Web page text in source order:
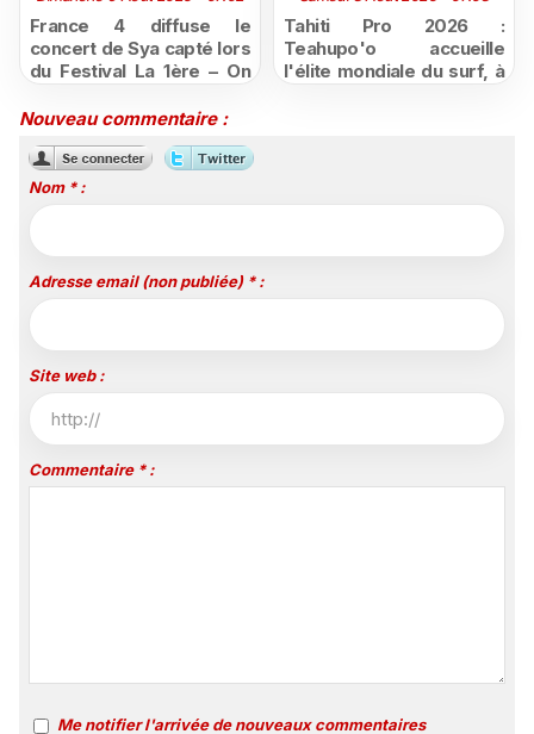
France 4 diffuse le
concert de Sya capté lors
du Festival La 1ère – On
Tahiti Pro 2026 :
Teahupo'o accueille
l'élite mondiale du surf, à
Nouveau commentaire :
Nom * :
Adresse email (non publiée) * :
Site web :
Commentaire * :
Me notifier l'arrivée de nouveaux commentaires